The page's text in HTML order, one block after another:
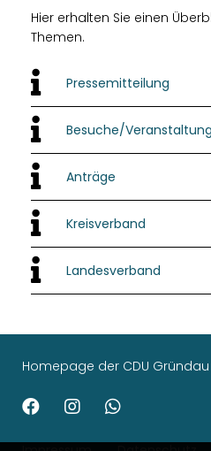
Hier erhalten Sie einen
Themen.
Pressemitteilung
Besuche/
Anträge
Kreisverband
Landesverband
Homepage der CDU Gründau